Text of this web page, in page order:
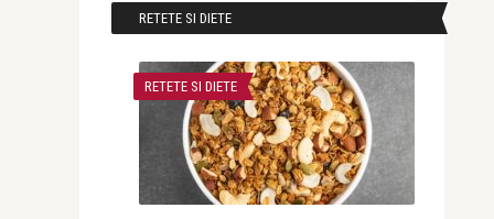
RETETE SI DIETE
RETETE SI DIETE